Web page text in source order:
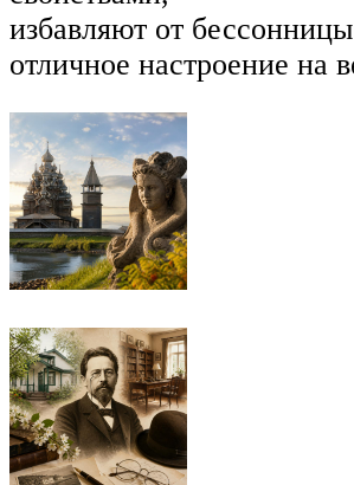
избавляют от
отличное настроение на